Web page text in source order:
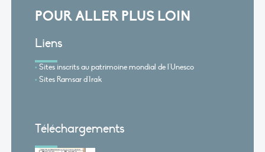
POUR ALLER PLUS LOIN
Liens
Sites inscrits au patrimoine mondial de l'Unesco
Sites Ramsar d'Irak
Téléchargements